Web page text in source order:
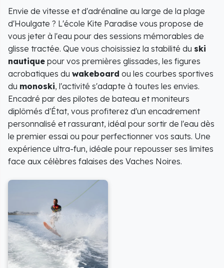
Envie de vitesse et d'adrénaline au large de la plage
d'Houlgate ? L'école Kite Paradise vous propose de
vous jeter à l'eau pour des sessions mémorables de
glisse tractée. Que vous choisissiez la stabilité du ski
nautique pour vos premières glissades, les figures
acrobatiques du wakeboard ou les courbes sportives
du monoski, l'activité s'adapte à toutes les envies.
Encadré par des pilotes de bateau et moniteurs
diplômés d'État, vous profiterez d'un encadrement
personnalisé et rassurant, idéal pour sortir de l'eau dès
le premier essai ou pour perfectionner vos sauts. Une
expérience ultra-fun, idéale pour repousser ses limites
face aux célèbres falaises des Vaches Noires.